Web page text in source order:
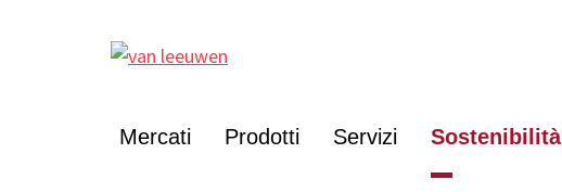
Mercati Prodotti Servizi Sostenibilità